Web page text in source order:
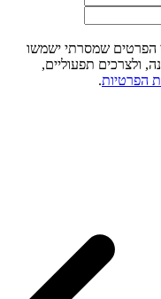
הפרטים שמסרתי ישמשו
ולצרכים תפעוליים,
הפרטיות.